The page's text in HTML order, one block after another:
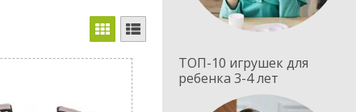
ТОП-10 игрушек для
ребенка 3-4 лет